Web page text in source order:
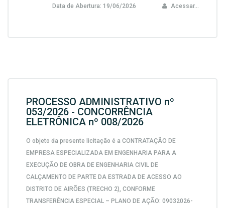
Data de Abertura: 19/06/2026 Acessar...
PROCESSO ADMINISTRATIVO nº
053/2026 - CONCORRÊNCIA
ELETRÔNICA nº 008/2026
O objeto da presente licitação é a CONTRATAÇÃO DE
EMPRESA ESPECIALIZADA EM ENGENHARIA PARA A
EXECUÇÃO DE OBRA DE ENGENHARIA CIVIL DE
CALÇAMENTO DE PARTE DA ESTRADA DE ACESSO AO
DISTRITO DE AIRÕES (TRECHO 2), CONFORME
TRANSFERÊNCIA ESPECIAL – PLANO DE AÇÃO: 09032026-